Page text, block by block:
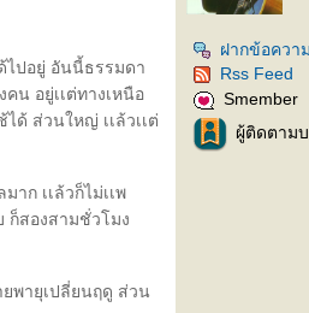
ไปอยู่ อันนี้ธรรมดา
คน อยู่เเต่ทางเหนือ
ด้ ส่วนใหญ่ เเล้วเเต่
ก เเล้วก็ไม่เเพ
ก็สองสามชั่วโมง
ยพายุเปลี่ยนฤดู ส่วน
ฝากข้อควา
Rss Feed
Smember
ผู้ติดตาม